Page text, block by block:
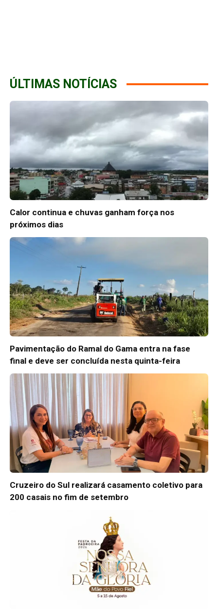
ÚLTIMAS NOTÍCIAS
Calor continua e chuvas ganham força nos
próximos dias
Pavimentação do Ramal do Gama entra na fase
final e deve ser concluída nesta quinta-feira
Cruzeiro do Sul realizará casamento coletivo para
200 casais no fim de setembro